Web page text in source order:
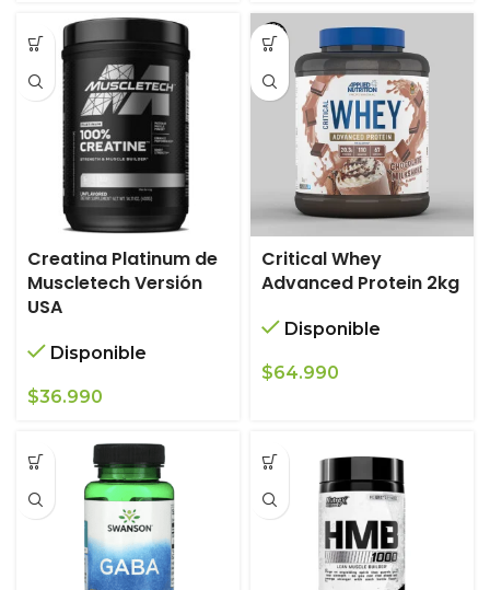
Creatina Platinum de
Muscletech Versión
USA
Disponible
$36.990
Critical Whey
Advanced Protein 2kg
Disponible
$64.990